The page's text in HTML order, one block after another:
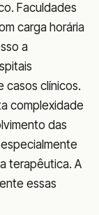
Faculdades
carga horária
a
casos clínicos.
complexidade
das
terapêutica. A
essas